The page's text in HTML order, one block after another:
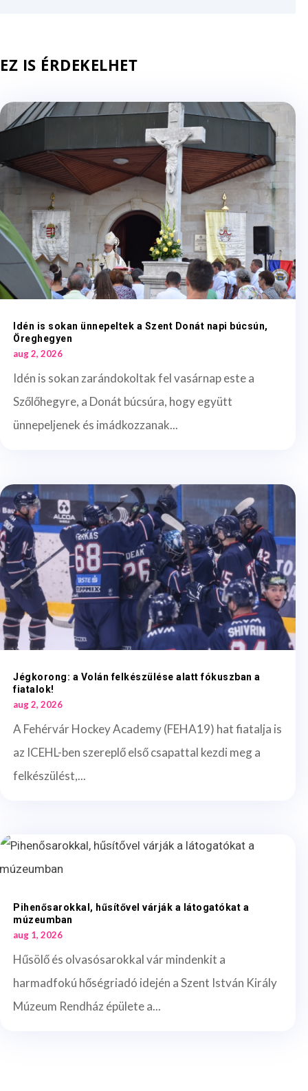
EZ IS ÉRDEKELHET
Idén is sokan ünnepeltek a Szent Donát napi búcsún,
Öreghegyen
aug 2, 2026
Idén is sokan zarándokoltak fel vasárnap este a
Szőlőhegyre, a Donát búcsúra, hogy együtt
ünnepeljenek és imádkozzanak...
Jégkorong: a Volán felkészülése alatt fókuszban a
fiatalok!
aug 2, 2026
A Fehérvár Hockey Academy (FEHA19) hat fiatalja is
az ICEHL-ben szereplő első csapattal kezdi meg a
felkészülést,...
Pihenősarokkal, hűsítővel várják a látogatókat a
múzeumban
aug 1, 2026
Hűsölő és olvasósarokkal vár mindenkit a
harmadfokú hőségriadó idején a Szent István Király
Múzeum Rendház épülete a...